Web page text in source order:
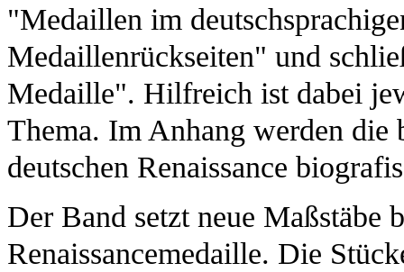
"Medaillen im
Medaillenrückseiten" und
Medaille". Hilfreich ist dabei
Thema. Im Anhang werden die
deutschen Renaissance
Der Band setzt neue Maßstäbe
Renaissancemedaille. Die